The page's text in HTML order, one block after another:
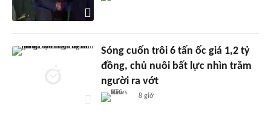
Sóng cuốn trôi 6 tấn ốc giá 1,2 tỷ
đồng, chủ nuôi bất lực nhìn trăm
người ra vớt
8 giờ